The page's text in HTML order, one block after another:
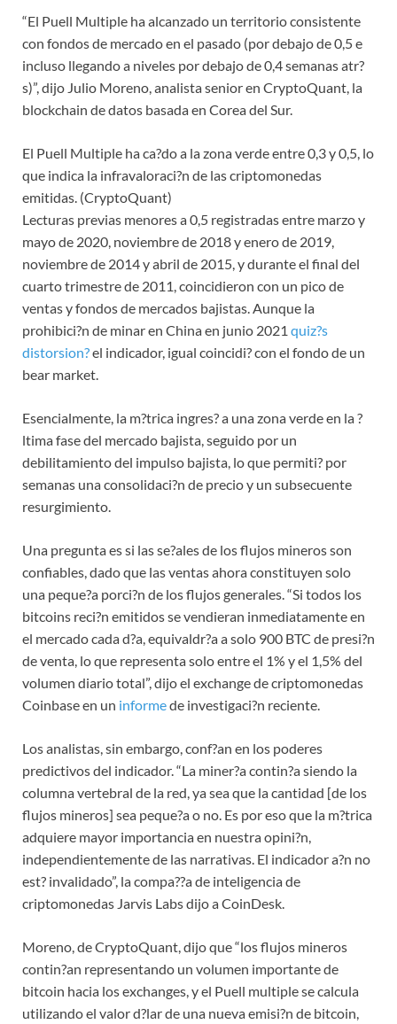
“El Puell Multiple ha alcanzado un territorio consistente
con fondos de mercado en el pasado (por debajo de 0,5 e
incluso llegando a niveles por debajo de 0,4 semanas atr?
s)”, dijo Julio Moreno, analista senior en CryptoQuant, la
blockchain de datos basada en Corea del Sur.
El Puell Multiple ha ca?do a la zona verde entre 0,3 y 0,5, lo
que indica la infravaloraci?n de las criptomonedas
emitidas. (CryptoQuant)
Lecturas previas menores a 0,5 registradas entre marzo y
mayo de 2020, noviembre de 2018 y enero de 2019,
noviembre de 2014 y abril de 2015, y durante el final del
cuarto trimestre de 2011, coincidieron con un pico de
ventas y fondos de mercados bajistas. Aunque la
prohibici?n de minar en China en junio 2021 quiz?s
distorsion?el indicador, igual coincidi? con el fondo de un
bear market.
Esencialmente, la m?trica ingres? a una zona verde en la ?
ltima fase del mercado bajista, seguido por un
debilitamiento del impulso bajista, lo que permiti? por
semanas una consolidaci?n de precio y un subsecuente
resurgimiento.
Una pregunta es si las se?ales de los flujos mineros son
confiables, dado que las ventas ahora constituyen solo
una peque?a porci?n de los flujos generales. “Si todos los
bitcoins reci?n emitidos se vendieran inmediatamente en
el mercado cada d?a, equivaldr?a a solo 900 BTC de presi?n
de venta, lo que representa solo entre el 1% y el 1,5% del
volumen diario total”, dijo el exchange de criptomonedas
Coinbase en un informede investigaci?n reciente.
Los analistas, sin embargo, conf?an en los poderes
predictivos del indicador. “La miner?a contin?a siendo la
columna vertebral de la red, ya sea que la cantidad [de los
flujos mineros] sea peque?a o no. Es por eso que la m?trica
adquiere mayor importancia en nuestra opini?n,
independientemente de las narrativas. El indicador a?n no
est? invalidado”, la compa??a de inteligencia de
criptomonedas Jarvis Labs dijo a CoinDesk.
Moreno, de CryptoQuant, dijo que “los flujos mineros
contin?an representando un volumen importante de
bitcoin hacia los exchanges, y el Puell multiple se calcula
utilizando el valor d?lar de una nueva emisi?n de bitcoin,